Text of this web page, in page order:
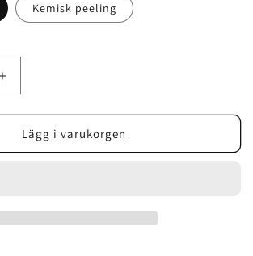
Kemisk peeling
Öka
kvantitet
för
CooLifting
Lägg i varukorgen